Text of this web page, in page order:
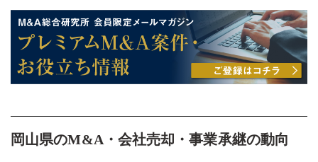
岡山県のM&A・会社売却・事業承継の動向